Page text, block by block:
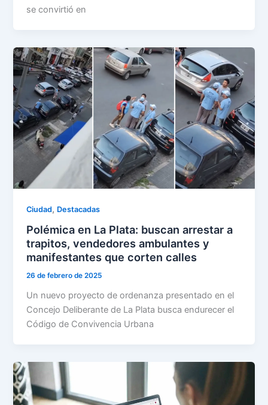
se convirtió en
Ciudad, Destacadas
Polémica en La Plata: buscan arrestar a
trapitos, vendedores ambulantes y
manifestantes que corten calles
26 de febrero de 2025
Un nuevo proyecto de ordenanza presentado en el
Concejo Deliberante de La Plata busca endurecer el
Código de Convivencia Urbana